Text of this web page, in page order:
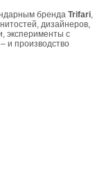
бренда Trifari
дизайнеров,
эксперименты с
и производство